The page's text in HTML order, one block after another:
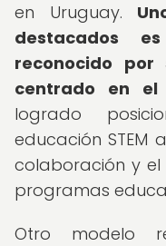
en Uruguay.
destacados
reconocido
centrado en el
logrado
educación STEM
colaboración y el
programas
Otro modelo